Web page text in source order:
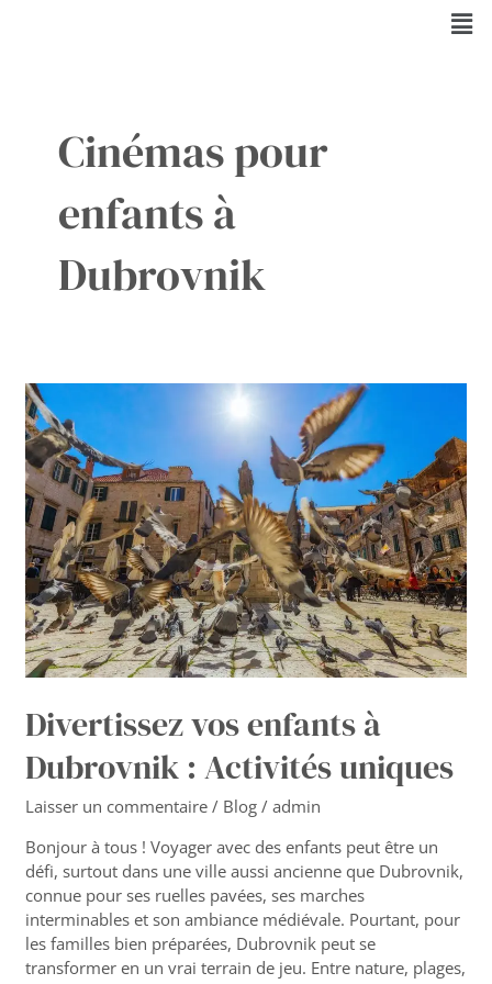
Cinémas pour
enfants à
Dubrovnik
Divertissez vos enfants à
Dubrovnik : Activités uniques
Laisser un commentaire / Blog /admin
Bonjour à tous ! Voyager avec des enfants peut être un
défi, surtout dans une ville aussi ancienne que Dubrovnik,
connue pour ses ruelles pavées, ses marches
interminables et son ambiance médiévale. Pourtant, pour
les familles bien préparées, Dubrovnik peut se
transformer en un vrai terrain de jeu. Entre nature, plages,
Divertissez
vos
enfants
à
Dubrovnik
:
Activités
uniques